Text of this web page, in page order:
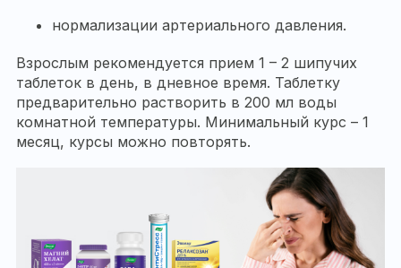
нормализации артериального давления.
Взрослым рекомендуется прием 1 – 2 шипучих
таблеток в день, в дневное время. Таблетку
предварительно растворить в 200 мл воды
комнатной температуры. Минимальный курс – 1
месяц, курсы можно повторять.